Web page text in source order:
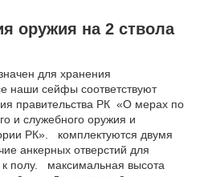
оружия на 2 ствола
для хранения
наши сейфы соответствуют
правительства РК «О мерах по
и служебного оружия и
РК». комплектуются двумя
анкерных отверстий для
полу. максимальная высота